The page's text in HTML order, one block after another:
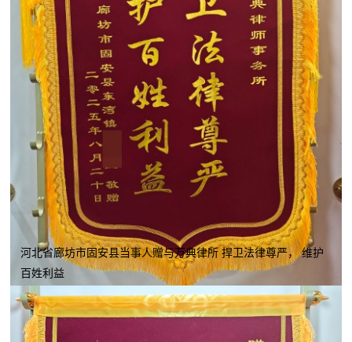
河北省廊坊市固安县当事人赠与万典律所 捍卫法律尊严， 维护
百姓利益